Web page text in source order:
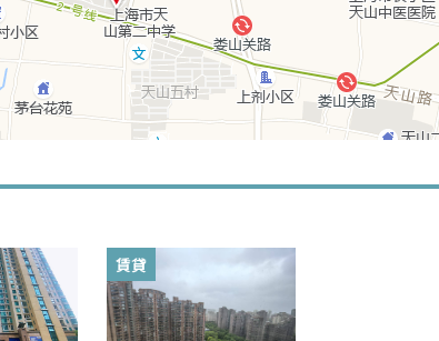
賃貸